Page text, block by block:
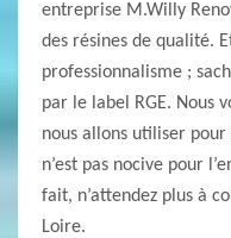
entreprise M.Willy
des résines de qualité.
professionnalisme ;
par le label RGE. Nous
nous allons utiliser
n’est pas nocive pour
fait, n’attendez plus à
Loire.